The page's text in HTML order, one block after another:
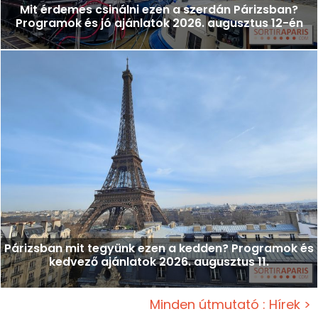
Mit érdemes csinálni ezen a szerdán Párizsban?
Programok és jó ajánlatok 2026. augusztus 12-én
Párizsban mit tegyünk ezen a kedden? Programok és
kedvező ajánlatok 2026. augusztus 11.
Minden útmutató : Hírek >